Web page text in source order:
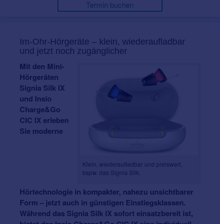
Termin buchen
Im-Ohr-Hörgeräte – klein, wiederaufladbar
und jetzt noch zugänglicher
Klein, wiederaufladbar und preiswert,
bspw. das Signia Silk.
Mit den Mini-
Hörgeräten
Signia Silk IX
und Insio
Charge&Go
CIC IX erleben
Sie moderne
Hörtechnologie in kompakter, nahezu unsichtbarer
Form – jetzt auch in günstigen Einstiegsklassen.
Während das Signia Silk IX sofort einsatzbereit ist,